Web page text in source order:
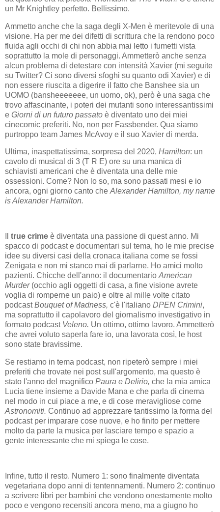
un Mr Knightley perfetto. Bellissimo.
Ammetto anche che la saga degli X-Men è meritevole di una
visione. Ha per me dei difetti di scrittura che la rendono poco
fluida agli occhi di chi non abbia mai letto i fumetti vista
soprattutto la mole di personaggi. Ammetterò anche senza
alcun problema di detestare con intensità Xavier (mi seguite
su Twitter? Ci sono diversi sfoghi su quanto odi Xavier) e di
non essere riuscita a digerire il fatto che Banshee sia un
UOMO (bansheeeeeee, un uomo, ok), però è una saga che
trovo affascinante, i poteri dei mutanti sono interessantissimi
e Giorni di un futuro passato è diventato uno dei miei
cinecomic preferiti. No, non per Fassbender. Qua siamo
purtroppo team James McAvoy e il suo Xavier di merda.
Ultima, inaspettatissima, sorpresa del 2020, Hamilton: un
cavolo di musical di 3 (T R E) ore su una manica di
schiavisti americani che è diventata una delle mie
ossessioni. Come? Non lo so, ma sono passati mesi e io
ancora, ogni giorno canto che Alexander Hamilton, my name
is Alexander Hamilton.
true crime è diventata una passione di quest anno. Mi
spacco di podcast e documentari sul tema, ho le mie precise
idee su diversi casi della cronaca italiana come se fossi
Zenigata e non mi stanco mai di parlarne. Ho amici molto
pazienti. Chicche dell'anno: il documentario American
Murder (occhio agli oggetti di casa, a fine visione avrete
voglia di romperne un paio) e oltre al mille volte citato
podcastBouquet of Madness, c'è l'italiano DPEN Crimini,
ma soprattutto il capolavoro del giornalismo investigativo in
formato podcast Veleno. Un ottimo, ottimo lavoro. Ammetterò
che avrei voluto saperla fare io, una lavorata così, le host
sono state bravissime.
Se restiamo in tema podcast, non ripeterò sempre i miei
preferiti che trovate nei post sull'argomento, ma questo è
stato l'anno del magnifico Paura e Delirio, che la mia amica
Lucia tiene insieme a Davide Mana e che parla di cinema
nel modo in cui piace a me, e di cose meravigliose come
Astronomiti. Continuo ad apprezzare tantissimo la forma del
podcast per imparare cose nuove, e ho finito per mettere
molto da parte la musica per lasciare tempo e spazio a
gente interessante che mi spiega le cose.
Infine, tutto il resto. Numero 1: sono finalmente diventata
vegetariana dopo anni di tentennamenti. Numero 2: continuo
a scrivere libri per bambini che vendono onestamente molto
poco e vengono recensiti ancora meno, ma a giugno ho